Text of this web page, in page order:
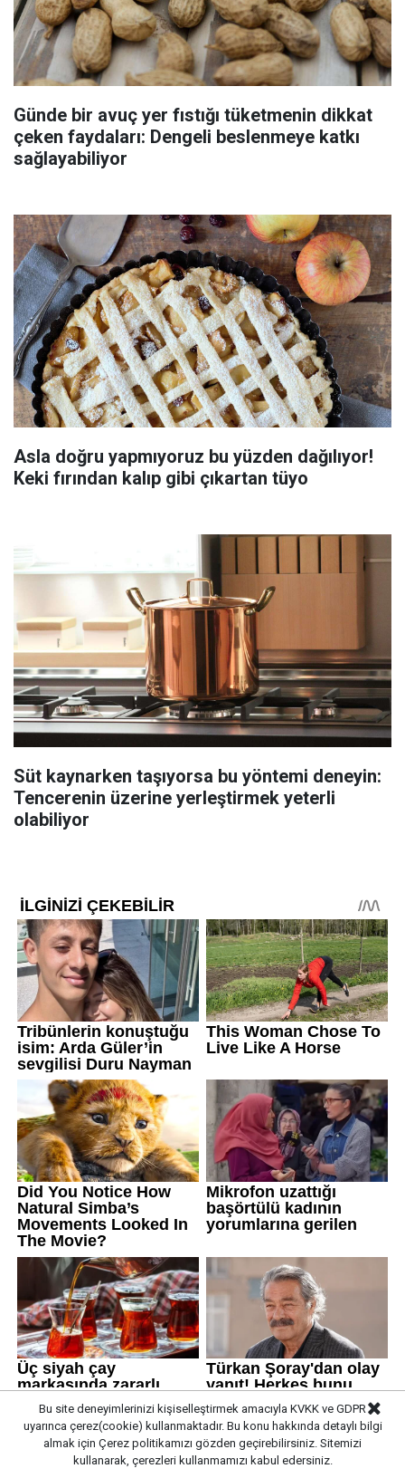
Günde bir avuç yer fıstığı tüketmenin dikkat
çeken faydaları: Dengeli beslenmeye katkı
sağlayabiliyor
Asla doğru yapmıyoruz bu yüzden dağılıyor!
Keki fırından kalıp gibi çıkartan tüyo
Süt kaynarken taşıyorsa bu yöntemi deneyin:
Tencerenin üzerine yerleştirmek yeterli
olabiliyor
Bu site deneyimlerinizi kişiselleştirmek amacıyla KVKK ve GDPR
uyarınca çerez(cookie) kullanmaktadır. Bu konu hakkında detaylı bilgi
almak için Çerez politikamızı gözden geçirebilirsiniz. Sitemizi
kullanarak, çerezleri kullanmamızı kabul edersiniz.